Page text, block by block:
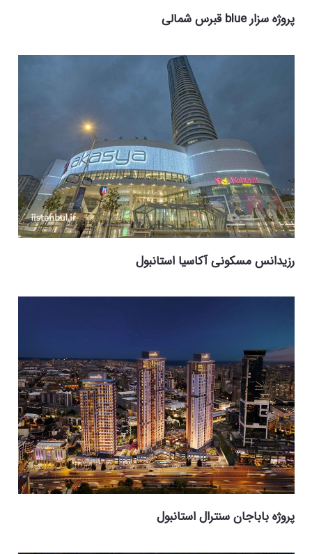
پروژه سزار blue قبرس شمالی
رزیدانس مسکونی آکاسیا استانبول
پروژه باباجان سنترال استانبول